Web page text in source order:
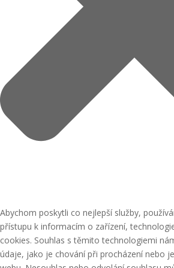
Abychom poskytli co nejlepší služby,
přístupu k informacím o zařízení,
cookies. Souhlas s těmito technologiemi
údaje, jako je chování při procházení nebo